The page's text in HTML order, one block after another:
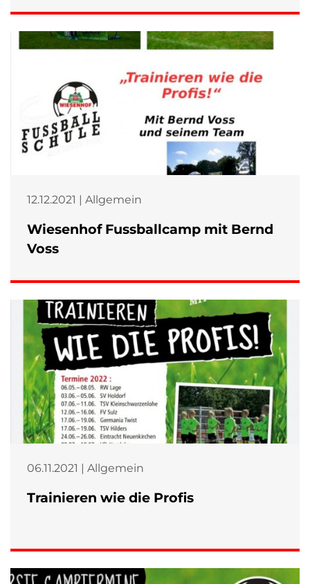
12.12.2021 | Allgemein
Wiesenhof Fussballcamp mit Bernd
Voss
06.11.2021 | Allgemein
Trainieren wie die Profis